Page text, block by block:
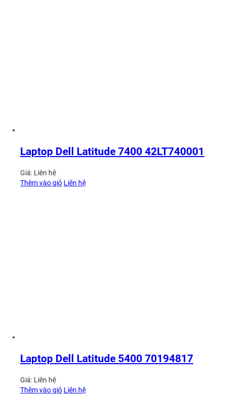
Laptop Dell Latitude 7400 42LT740001
Giá: Liên hệ
Thêm vào giỏ Liên hệ
Laptop Dell Latitude 5400 70194817
Giá: Liên hệ
Thêm vào giỏ Liên hệ